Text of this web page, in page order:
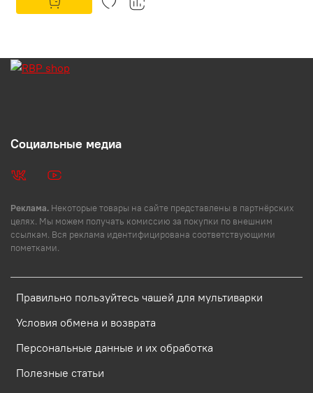
Правильно пользуйтесь чашей для мультиварки
Условия обмена и возврата
Персональные данные и их обработка
Полезные статьи
Социальные медиа
Реклама. Некоторые товары на сайте представлены в партнёрских
целях. Мы можем получать комиссию за покупки по внешним
ссылкам. Вся реклама идентифицирована соответствующими
пометками.